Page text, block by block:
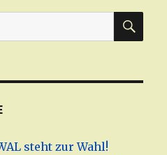
steht zur Wahl!